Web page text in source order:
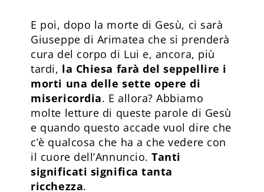
E poi, dopo la morte di Gesù, ci sarà
Giuseppe di Arimatea che si prenderà
cura del corpo di Lui e, ancora, più
tardi, la Chiesa farà del seppellire i
morti una delle sette opere di
misericordia. E allora? Abbiamo
molte letture di queste parole di Gesù
e quando questo accade vuol dire che
c’è qualcosa che ha a che vedere con
il cuore dell’Annuncio.Tanti
significati significa tanta
ricchezza.